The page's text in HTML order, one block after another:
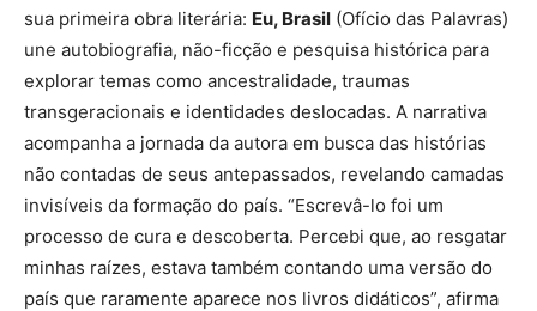
sua primeira obra literária: Eu, Brasil (Ofício das Palavras)
une autobiografia, não-ficção e pesquisa histórica para
explorar temas como ancestralidade, traumas
transgeracionais e identidades deslocadas. A narrativa
acompanha a jornada da autora em busca das histórias
não contadas de seus antepassados, revelando camadas
invisíveis da formação do país. “Escrevâ-lo foi um
processo de cura e descoberta. Percebi que, ao resgatar
minhas raízes, estava também contando uma versão do
país que raramente aparece nos livros didáticos”, afirma